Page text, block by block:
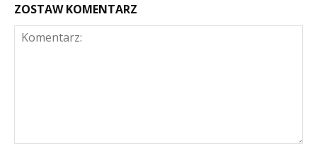
ZOSTAW KOMENTARZ